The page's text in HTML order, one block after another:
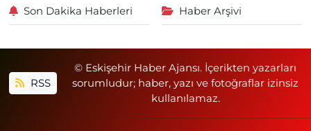
Son Dakika Haberleri Haber Arşivi
RSS
© Eskişehir Haber Ajansı. İçerikten yazarları
sorumludur; haber, yazı ve fotoğraflar izinsiz
kullanılamaz.